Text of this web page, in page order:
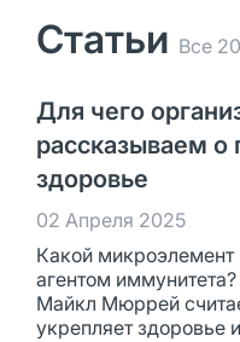
Статьи Все
Для чего
рассказываем о
здоровье
02 Апреля 2025
Какой
агентом
Майкл Мюррей
укрепляет здоровье